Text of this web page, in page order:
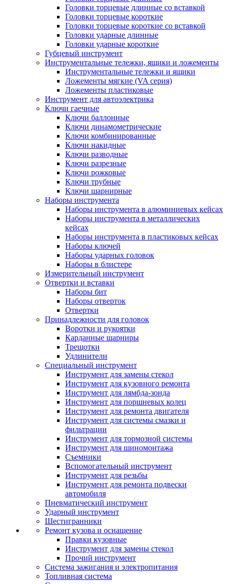
Головки торцевые длинные со вставкой
Головки торцевые короткие
Головки торцевые короткие со вставкой
Головки ударные длинные
Головки ударные короткие
Губцевый инструмент
Инструментальные тележки, ящики и ложементы
Инструментальные тележки и ящики
Ложементы мягкие (VA серия)
Ложементы пластиковые
Инструмент для автоэлектрика
Ключи гаечные
Ключи баллонные
Ключи динамометрические
Ключи комбинированные
Ключи накидные
Ключи разводные
Ключи разрезные
Ключи рожковые
Ключи трубные
Ключи шарнирные
Наборы инструмента
Наборы инструмента в алюминиевых кейсах
Наборы инструмента в металлических
кейсах
Наборы инструмента в пластиковых кейсах
Наборы ключей
Наборы ударных головок
Наборы в блистере
Измерительный инструмент
Отвертки и вставки
Наборы бит
Наборы отверток
Отвертки
Принадлежности для головок
Воротки и рукоятки
Карданные шарниры
Трещотки
Удлинители
Специальный инструмент
Инструмент для замены стекол
Инструмент для кузовного ремонта
Инструмент для лямбда-зонда
Инструмент для поршневых колец
Инструмент для ремонта двигателя
Инструмент для системы смазки и
фильтрации
Инструмент для тормозной системы
Инструмент для шиномонтажа
Съемники
Вспомогательный инструмент
Инструмент для резьбы
Инструмент для ремонта подвески
автомобиля
Пневматический инструмент
Ударный инструмент
Шестигранники
Ремонт кузова и оснащение
Правки кузовные
Инструмент для замены стекол
Прочий инструмент
Система зажигания и электропитания
Топливная система